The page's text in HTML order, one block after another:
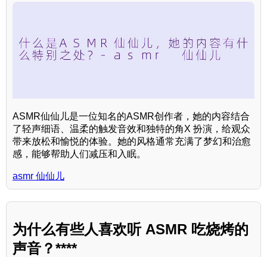
ASMR仙仙儿是一位知名的ASMR创作者，她的内容结合
了轻声细语、温柔的触发音效和独特的角X 扮演，给观众
带来放松和愉悦的体验。她的风格通常充满了梦幻和治愈
感，能够帮助人们减压和入眠。
asmr 仙仙儿
为什么有些人喜欢听 ASMR 吃烧烤的
声音？****